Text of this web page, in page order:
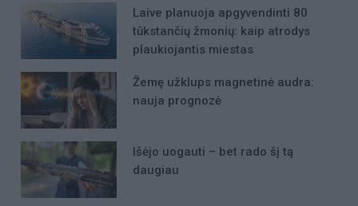
Laive planuoja apgyvendinti 80
tūkstančių žmonių: kaip atrodys
plaukiojantis miestas
Žemę užklups magnetinė audra:
nauja prognozė
Išėjo uogauti – bet rado šį tą
daugiau